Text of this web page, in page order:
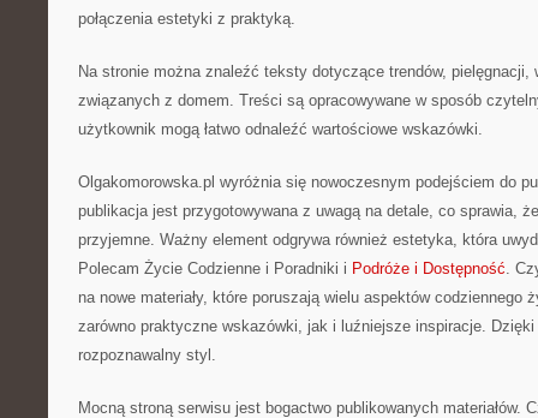
połączenia estetyki z praktyką.
Na stronie można znaleźć teksty dotyczące trendów,
związanych z domem. Treści są opracowywane w sposób
użytkownik mogą łatwo odnaleźć wartościowe wskazówki.
Olgakomorowska.pl wyróżnia się nowoczesnym podejściem do
publikacja jest przygotowywana z uwagą na detale, co sprawia,
przyjemne. Ważny element odgrywa również estetyka, która
Polecam Życie Codzienne i Poradniki i Podróże i Dostępność.
na nowe materiały, które poruszają wielu aspektów codziennego
zarówno praktyczne wskazówki, jak i luźniejsze inspiracje.
rozpoznawalny styl.
Mocną stroną serwisu jest bogactwo publikowanych materiałów.